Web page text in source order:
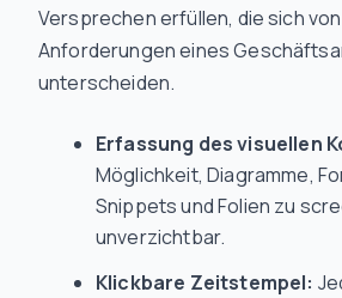
Versprechen erfüllen, die sich
Anforderungen eines
unterscheiden.
Erfassung des visuellen
Möglichkeit, Diagramme,
Snippets und Folien zu
unverzichtbar.
Klickbare Zeitstempel: